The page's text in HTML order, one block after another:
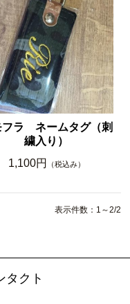
フラ ネームタグ（刺
繍入り）
1,100円
（税込み）
表示件数：1～2/2
タクト